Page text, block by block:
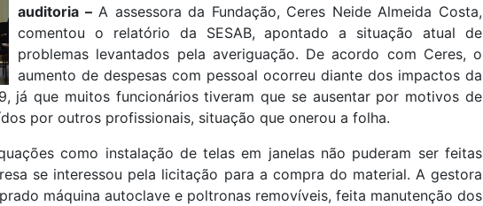
auditoria –A assessora da Fundação, Ceres Neide Almeida Costa,
comentou o relatório da SESAB, apontado a situação atual de
problemas levantados pela averiguação. De acordo com Ceres, o
aumento de despesas com pessoal ocorreu diante dos impactos da
já que muitos funcionários tiveram que se ausentar por motivos de
por outros profissionais, situação que onerou a folha.
como instalação de telas em janelas não puderam ser feitas
se interessou pela licitação para a compra do material. A gestora
máquina autoclave e poltronas removíveis, feita manutenção dos